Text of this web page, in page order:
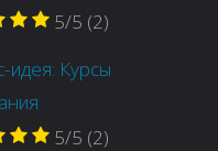
5/5 (2)
идея: Курсы
5/5 (2)